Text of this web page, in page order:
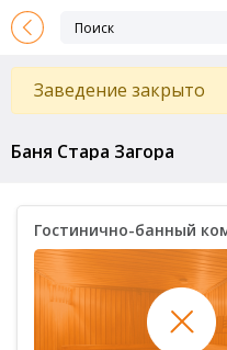
Заведение закрыто
Баня Стара Загора
Гостинично-банный